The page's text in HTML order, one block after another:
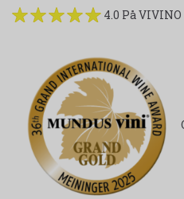
4.0 På VIVINO